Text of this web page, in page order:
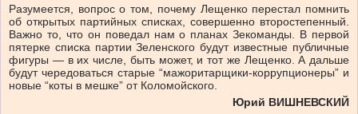
Разумеется, вопрос о том, почему Лещенко перестал помнить
об открытых партийных списках, совершенно второстепенный.
Важно то, что он поведал нам о планах Зекоманды. В первой
пятерке списка партии Зеленского будут известные публичные
фигуры — в их числе, быть может, и тот же Лещенко. А дальше
будут чередоваться старые “мажоритарщики-коррупционеры” и
новые “коты в мешке” от Коломойского.
Юрий ВИШНЕВСКИЙ